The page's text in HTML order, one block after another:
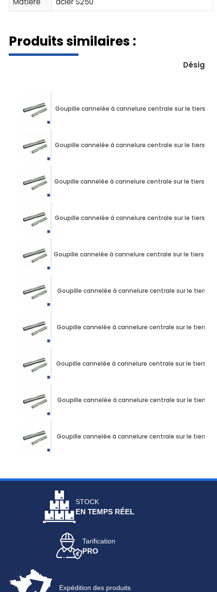
Produits similaires :
Goupille cannelée à cannelure centrale sur le tiers de
Goupille cannelée à cannelure centrale sur le tiers de
Goupille cannelée à cannelure centrale sur le tiers de
Goupille cannelée à cannelure centrale sur le tiers de
Goupille cannelée à cannelure centrale sur le tiers de
Goupille cannelée à cannelure centrale sur le tiers
Goupille cannelée à cannelure centrale sur le tiers
Goupille cannelée à cannelure centrale sur le tiers
Goupille cannelée à cannelure centrale sur le tiers
Goupille cannelée à cannelure centrale sur le tiers
STOCK
EN TEMPS RÉEL
Tarification
PRO
Expédition des produits